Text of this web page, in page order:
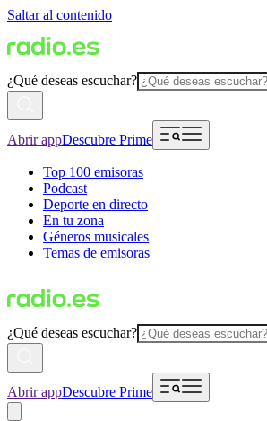
Saltar al contenido
¿Qué deseas escuchar?
Abrir appDescubre Prime
Top 100 emisoras
Podcast
Deporte en directo
En tu zona
Géneros musicales
Temas de emisoras
¿Qué deseas escuchar?
Abrir appDescubre Prime